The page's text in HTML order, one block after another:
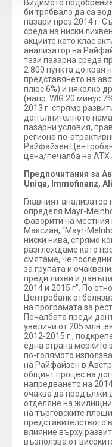
Видимото
би трябвало да са
пазари през 2014 г.
среда на ниски
акциите като клас
анализатор на
тази пазарна среда
2 800 пункта до края
представянето на
плюс 6%) и няколко
(напр. WIG 20 минус
2013 г. спрямо
допълнителното
пазарни условия,
региона по-
Райфайзен
цена/печалба на ATX
Предпочитания за
Uniqa, Immofinanz,
Главният
определя Mayr-
фаворити на местния
Максиан, “Mayr-
ниски нива, спрямо
разглеждаме като
смятаме, че
за групата и
преди лихви и
2014 и 2015 г”. По
Центробанк
на програмата за
Печалбата преди
увеличи от 205 млн.
2012-2015 г.,
една страна мерките
по-голямото
на Райфайзен в
общият процес на
напредването на
очаква да продължи
отделяне на
на търговските
представителството
влияние върху
възползва от